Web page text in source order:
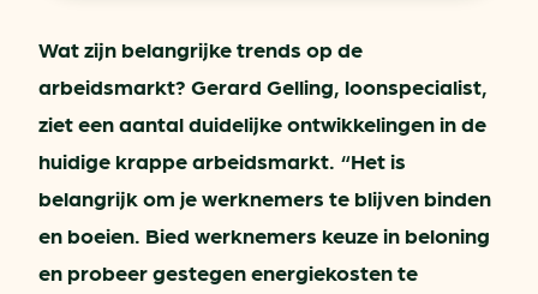
Wat zijn belangrijke trends op de
arbeidsmarkt? Gerard Gelling, loonspecialist,
ziet een aantal duidelijke ontwikkelingen in de
huidige krappe arbeidsmarkt. “Het is
belangrijk om je werknemers te blijven binden
en boeien. Bied werknemers keuze in beloning
en probeer gestegen energiekosten te